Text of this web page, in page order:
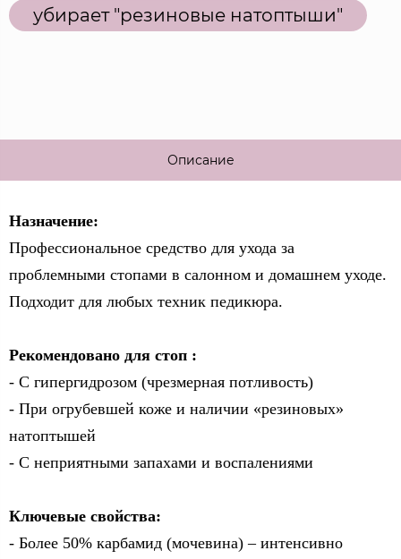
убирает "резиновые натоптыши"
Описание
Назначение:
Профессиональное средство для ухода за
проблемными стопами в салонном и домашнем уходе.
Подходит для любых техник педикюра.
Рекомендовано для стоп :
- С гипергидрозом (чрезмерная потливость)
- При огрубевшей коже и наличии «резиновых»
натоптышей
- С неприятными запахами и воспалениями
Ключевые свойства:
- Более 50% карбамид (мочевина) – интенсивно